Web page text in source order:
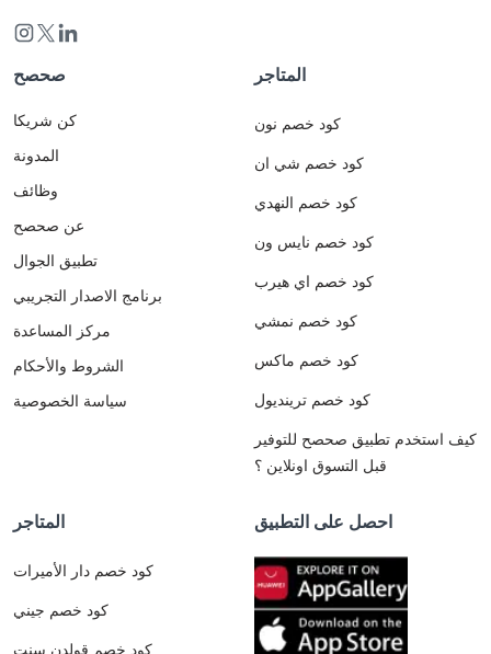
صحصح
كن شريكا
المدونة
وظائف
عن صحصح
تطبيق الجوال
برنامج الاصدار التجريبي
مركز المساعدة
الشروط والأحكام
سياسة الخصوصية
المتاجر
كود خصم نون
كود خصم شي ان
كود خصم النهدي
كود خصم نايس ون
كود خصم اي هيرب
كود خصم نمشي
كود خصم ماكس
كود خصم ترينديول
كيف استخدم تطبيق صحصح للتوفير
قبل التسوق اونلاين ؟
المتاجر
كود خصم دار الأميرات
كود خصم جيني
كود خصم قولدن سنت
احصل على التطبيق